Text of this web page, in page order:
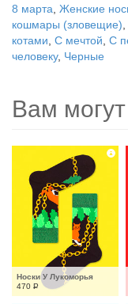
8 марта Женские
кошмары (зловещие)
котами С мечтой С
человеку, Черные
Вам
Носки У Лукоморья
470 Р